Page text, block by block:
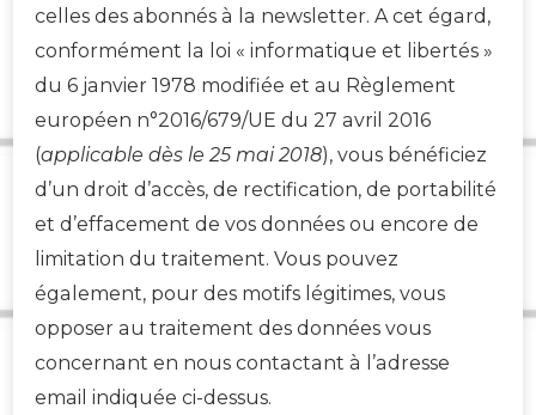
celles des abonnés à la newsletter. A cet égard,
conformément la loi « informatique et libertés »
du 6 janvier 1978 modifiée et au Règlement
européen n°2016/679/UE du 27 avril 2016
(applicable dès le 25 mai 2018), vous bénéficiez
d’un droit d’accès, de rectification, de portabilité
et d’effacement de vos données ou encore de
limitation du traitement. Vous pouvez
également, pour des motifs légitimes, vous
opposer au traitement des données vous
concernant en nous contactant à l’adresse
email indiquée ci-dessus.